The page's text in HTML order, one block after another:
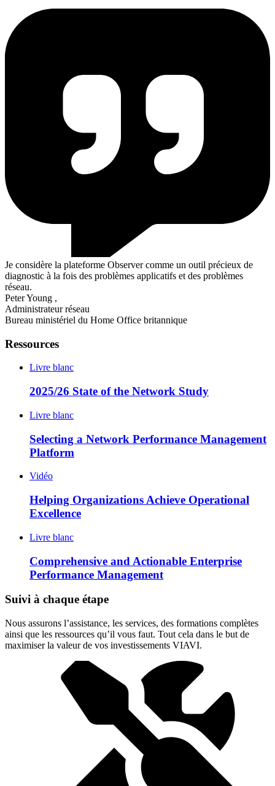
Je considère la plateforme Observer comme un outil précieux de
diagnostic à la fois des problèmes applicatifs et des problèmes
réseau.
Peter Young ,
Administrateur réseau
Bureau ministériel du Home Office britannique
Ressources
Livre blanc
2025/26 State of the Network Study
Livre blanc
Selecting a Network Performance Management
Platform
Vidéo
Helping Organizations Achieve Operational
Excellence
Livre blanc
Comprehensive and Actionable Enterprise
Performance Management
Suivi à chaque étape
Nous assurons l’assistance, les services, des formations complètes
ainsi que les ressources qu’il vous faut. Tout cela dans le but de
maximiser la valeur de vos investissements VIAVI.